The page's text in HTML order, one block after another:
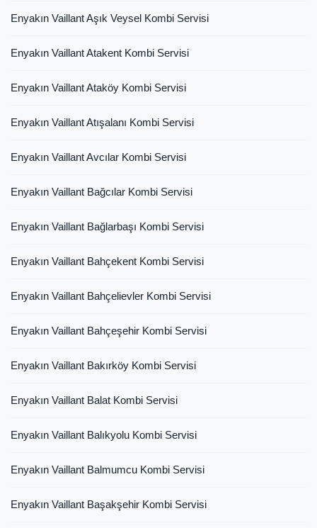
Enyakın Vaillant Aşık Veysel Kombi Servisi
Enyakın Vaillant Atakent Kombi Servisi
Enyakın Vaillant Ataköy Kombi Servisi
Enyakın Vaillant Atışalanı Kombi Servisi
Enyakın Vaillant Avcılar Kombi Servisi
Enyakın Vaillant Bağcılar Kombi Servisi
Enyakın Vaillant Bağlarbaşı Kombi Servisi
Enyakın Vaillant Bahçekent Kombi Servisi
Enyakın Vaillant Bahçelievler Kombi Servisi
Enyakın Vaillant Bahçeşehir Kombi Servisi
Enyakın Vaillant Bakırköy Kombi Servisi
Enyakın Vaillant Balat Kombi Servisi
Enyakın Vaillant Balıkyolu Kombi Servisi
Enyakın Vaillant Balmumcu Kombi Servisi
Enyakın Vaillant Başakşehir Kombi Servisi